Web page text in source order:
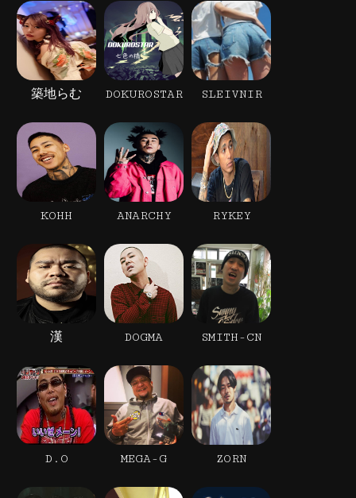
築地らむ DOKUROSTAR SLEIVNIR
KOHH ANARCHY RYKEY
漢 DOGMA SMITH-CN
D.O MEGA-G ZORN